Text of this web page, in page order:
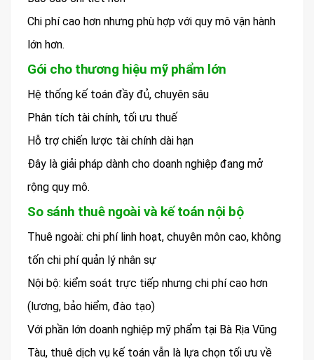
Chi phí cao hơn nhưng phù hợp với quy mô vận hành
lớn hơn.
Gói cho thương hiệu mỹ phẩm lớn
Hệ thống kế toán đầy đủ, chuyên sâu
Phân tích tài chính, tối ưu thuế
Hỗ trợ chiến lược tài chính dài hạn
Đây là giải pháp dành cho doanh nghiệp đang mở
rộng quy mô.
So sánh thuê ngoài và kế toán nội bộ
Thuê ngoài: chi phí linh hoạt, chuyên môn cao, không
tốn chi phí quản lý nhân sự
Nội bộ: kiểm soát trực tiếp nhưng chi phí cao hơn
(lương, bảo hiểm, đào tạo)
Với phần lớn doanh nghiệp mỹ phẩm tại Bà Rịa Vũng
Tàu, thuê dịch vụ kế toán vẫn là lựa chọn tối ưu về